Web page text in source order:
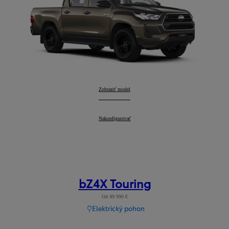
Hilux:
Zobraziť model
Hilux:
Nakonfigurovať
bZ4X Touring
Od 49 990 €
Elektrický pohon